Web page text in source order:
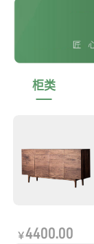
柜类
￥4400.00